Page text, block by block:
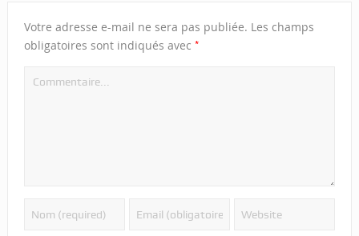
Votre adresse e-mail ne sera pas publiée. Les champs
obligatoires sont indiqués avec *